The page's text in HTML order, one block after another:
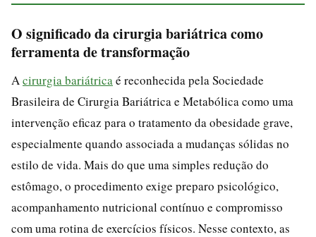
O significado da cirurgia bariátrica como
ferramenta de transformação
A cirurgia bariátrica é reconhecida pela Sociedade
Brasileira de Cirurgia Bariátrica e Metabólica como uma
intervenção eficaz para o tratamento da obesidade grave,
especialmente quando associada a mudanças sólidas no
estilo de vida. Mais do que uma simples redução do
estômago, o procedimento exige preparo psicológico,
acompanhamento nutricional contínuo e compromisso
com uma rotina de exercícios físicos. Nesse contexto, as